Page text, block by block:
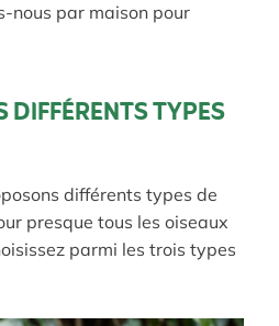
nous par maison pour
DIFFÉRENTS TYPES
différents types de
presque tous les oiseaux
parmi les trois types